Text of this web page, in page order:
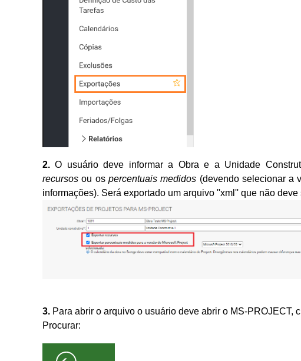
2.O usuário deve informar a Obra e a Unidade
recursos ou os percentuais medidos (devendo selecionar a
informações). Será exportado um arquivo ''xml'' que não
3. Para abrir o arquivo o usuário deve abrir o MS-PROJECT,
Procurar: